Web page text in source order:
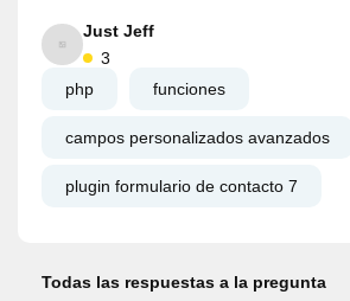
Just Jeff
3
php
funciones
campos personalizados avanzados
plugin formulario de contacto 7
Todas las respuestas a la pregunta